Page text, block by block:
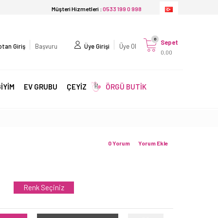
Müşteri Hizmetleri : 0533 199 0 998
Başvuru
Giriş Üye Girişi Üye Ol Sepet
0,00
0
EV GRUBU ÇEYİZ ÖRGÜ BUTİK
Yorum Ekle
0 Yorum
Renk Seçiniz